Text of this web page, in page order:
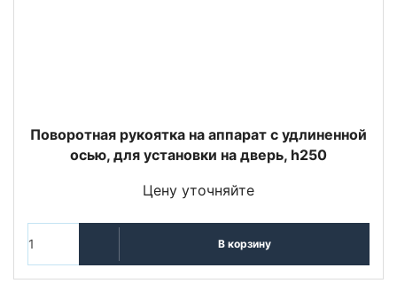
Поворотная рукоятка на аппарат с удлиненной
осью, для установки на дверь, h250
Цену уточняйте
В корзину